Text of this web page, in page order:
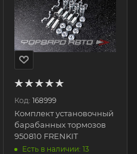
Код: 168999
Комплект установочный
барабанных тормозов
950810 FRENKIT
Есть в наличии: 13